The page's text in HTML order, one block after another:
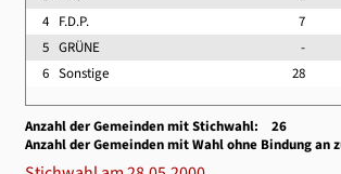
4 F.D.P.
7
5 GRÜNE
-
6 Sonstige 28
Anzahl der Gemeinden mit Stichwahl: 26
Anzahl der Gemeinden mit Wahl ohne Bindung